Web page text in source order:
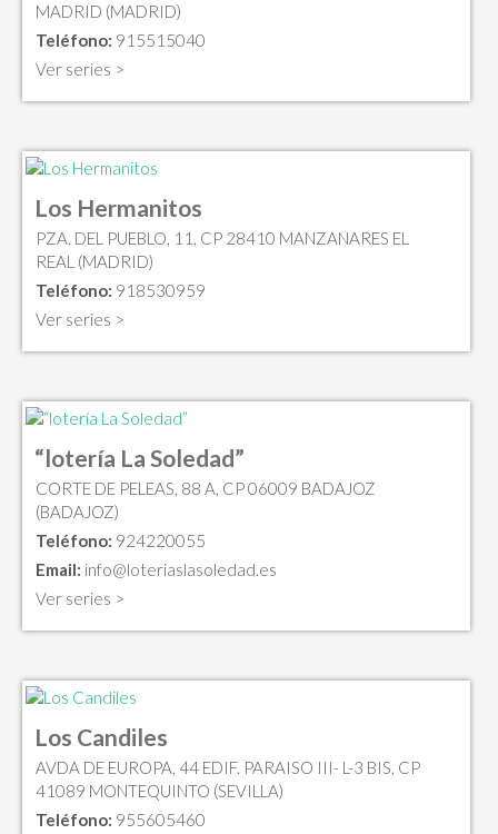
MADRID (MADRID)
Teléfono: 915515040
Ver series >
Los Hermanitos
PZA. DEL PUEBLO, 11, CP 28410 MANZANARES EL
REAL (MADRID)
Teléfono: 918530959
Ver series >
“lotería La Soledad”
CORTE DE PELEAS, 88 A, CP 06009 BADAJOZ
(BADAJOZ)
Teléfono: 924220055
Email: info@loteriaslasoledad.es
Ver series >
Los Candiles
AVDA DE EUROPA, 44 EDIF. PARAISO III- L-3 BIS, CP
41089 MONTEQUINTO (SEVILLA)
Teléfono: 955605460